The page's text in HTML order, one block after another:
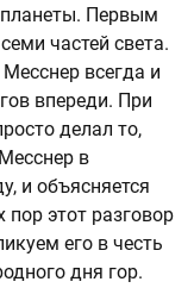
Первым
частей света.
всегда и
впереди. При
делал то,
в
и объясняется
пор этот разговор
его в честь
дня гор.